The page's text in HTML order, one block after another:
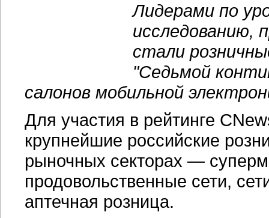
Лидерами по
исследованию,
стали
"Седьмой
салонов мобильной
Для участия в рейтинге
крупнейшие российские
рыночных секторах —
продовольственные сети,
аптечная розница.